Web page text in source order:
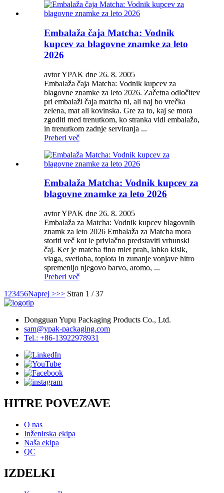
Embalaža čaja Matcha: Vodnik
kupcev za blagovne znamke za leto
2026
avtor YPAK dne 26. 8. 2005
Embalaža čaja Matcha: Vodnik kupcev za
blagovne znamke za leto 2026. Začetna odločitev
pri embalaži čaja matcha ni, ali naj bo vrečka
zelena, mat ali kovinska. Gre za to, kaj se mora
zgoditi med trenutkom, ko stranka vidi embalažo,
in trenutkom zadnje serviranja ...
Preberi več
Embalaža Matcha: Vodnik kupcev za
blagovne znamke za leto 2026
avtor YPAK dne 26. 8. 2005
Embalaža za Matcha: Vodnik kupcev blagovnih
znamk za leto 2026 Embalaža za Matcha mora
storiti več kot le privlačno predstaviti vrhunski
čaj. Ker je matcha fino mlet prah, lahko kisik,
vlaga, svetloba, toplota in zunanje vonjave hitro
spremenijo njegovo barvo, aromo, ...
Preberi več
1 23456Naprej >>> Stran 1 / 37
Dongguan Yupu Packaging Products Co., Ltd.
sam@ypak-packaging.com
Tel.: +86-13922978931
HITRE POVEZAVE
O nas
Inženirska ekipa
Naša ekipa
QC
IZDELKI